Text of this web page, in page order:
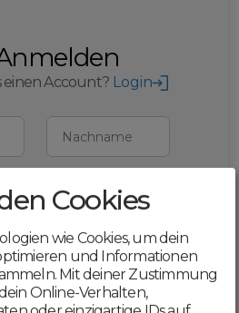
einen Account? Login
Nachname
bestätigst du,
und
akzeptierst
Cookies
wie Cookies, um dein
und Informationen
Mit deiner Zustimmung
Online-Verhalten,